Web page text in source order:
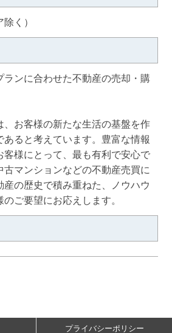
く）
ンに合わせた不動産の売却・購
お客様の新たな生活の基盤を作
あると考えています。豊富な情報
客様にとって、最も有利で安心で
古マンションなどの不動産売買に
産の歴史で積み重ねた、ノウハウ
ご要望にお応えします。
プライバシーポリシー